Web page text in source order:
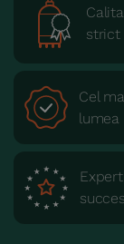
strict
Cel
lumea